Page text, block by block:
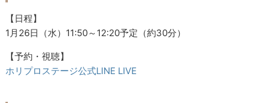
【日程】
1月26日（水）11:50～12:20予定（約30分）
【予約・視聴】
ホリプロステージ公式LINE LIVE